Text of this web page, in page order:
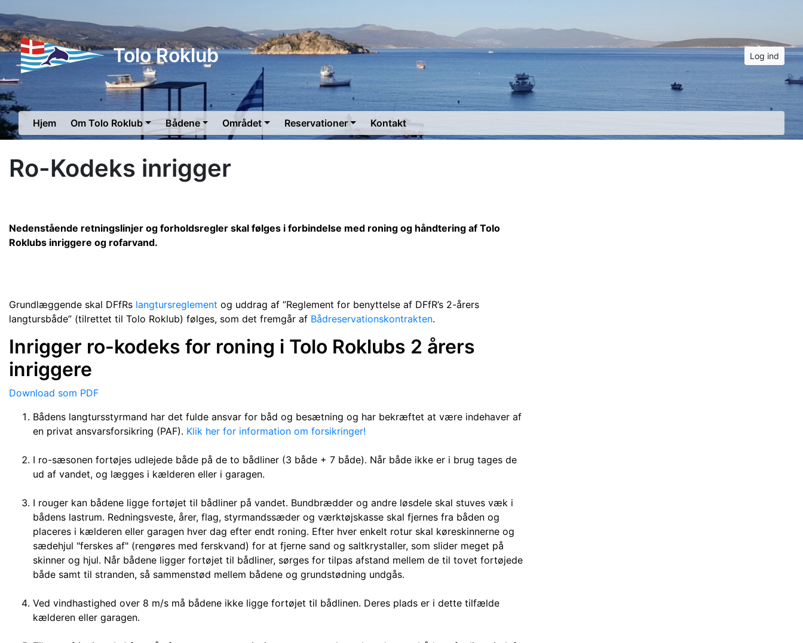
Tolo Roklub Log ind
Hjem Om Tolo Roklub Bådene Området Reservationer Kontakt
Ro-Kodeks inrigger
Nedenstående retningslinjer og forholdsregler skal følges i forbindelse med roning og håndtering af Tolo
Roklubs inriggere og rofarvand.
Grundlæggende skal DFfRs langtursreglement og uddrag af ”Reglement for benyttelse af DFfR’s 2-årers
langtursbåde” (tilrettet til Tolo Roklub) følges, som det fremgår af Bådreservationskontrakten.
Inrigger ro-kodeks for roning i Tolo Roklubs 2 årers
inriggere
Download som PDF
Bådens langtursstyrmand har det fulde ansvar for båd og besætning og har bekræftet at være indehaver af
en privat ansvarsforsikring (PAF). Klik her for information om forsikringer!
I ro-sæsonen fortøjes udlejede både på de to bådliner (3 både + 7 både). Når både ikke er i brug tages de
ud af vandet, og lægges i kælderen eller i garagen.
I rouger kan bådene ligge fortøjet til bådliner på vandet. Bundbrædder og andre løsdele skal stuves væk i
bådens lastrum. Redningsveste, årer, flag, styrmandssæder og værktøjskasse skal fjernes fra båden og
placeres i kælderen eller garagen hver dag efter endt roning. Efter hver enkelt rotur skal køreskinnerne og
sædehjul "ferskes af" (rengøres med ferskvand) for at fjerne sand og saltkrystaller, som slider meget på
skinner og hjul. Når bådene ligger fortøjet til bådliner, sørges for tilpas afstand mellem de til tovet fortøjede
både samt til stranden, så sammenstød mellem bådene og grundstødning undgås.
Ved vindhastighed over 8 m/s må bådene ikke ligge fortøjet til bådlinen. Deres plads er i dette tilfælde
kælderen eller garagen.